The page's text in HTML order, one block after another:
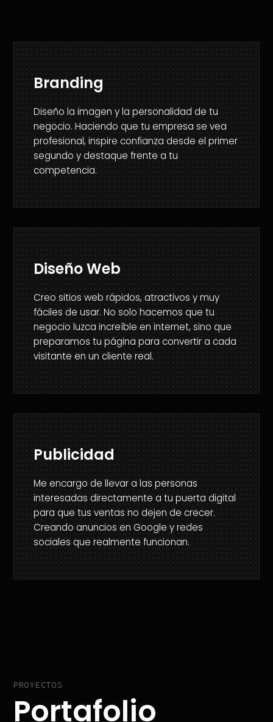
Branding
Diseño la imagen y la personalidad de tu
negocio. Haciendo que tu empresa se vea
profesional, inspire confianza desde el primer
segundo y destaque frente a tu
competencia.
Diseño Web
Creo sitios web rápidos, atractivos y muy
fáciles de usar. No solo hacemos que tu
negocio luzca increíble en internet, sino que
preparamos tu página para convertir a cada
visitante en un cliente real.
Publicidad
Me encargo de llevar a las personas
interesadas directamente a tu puerta digital
para que tus ventas no dejen de crecer.
Creando anuncios en Google y redes
sociales que realmente funcionan.
PROYECTOS
Portafolio